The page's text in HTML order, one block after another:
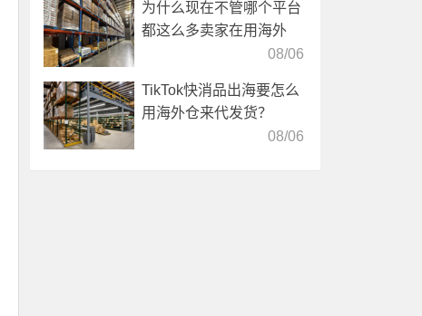
为什么现在不管哪个平台
都这么多卖家在用海外
08/06
TikTok快消品出海要怎么
用海外仓来代发货？
08/06